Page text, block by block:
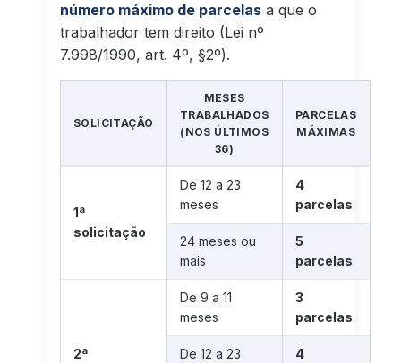
número máximo de parcelasa que o
trabalhador tem direito (Lei nº
7.998/1990, art. 4º, §2º).
SOLICITAÇÃO
MESES
TRABALHADOS
(NOS ÚLTIMOS
36)
PARCELAS
MÁXIMAS
1ª
solicitação
De 12 a 23
meses
4
parcelas
24 meses ou
mais
5
parcelas
2ª
De 9 a 11
meses
3
parcelas
De 12 a 23
4